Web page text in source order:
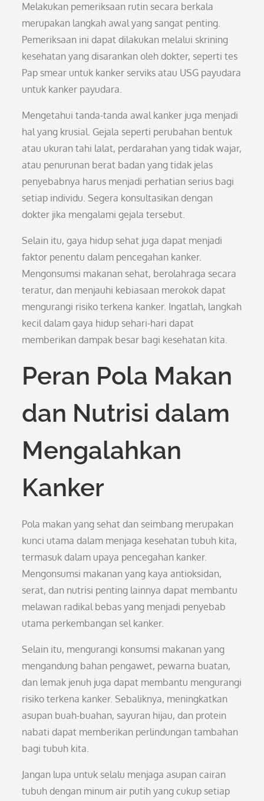
Melakukan pemeriksaan rutin secara berkala
merupakan langkah awal yang sangat penting.
Pemeriksaan ini dapat dilakukan melalui skrining
kesehatan yang disarankan oleh dokter, seperti tes
Pap smear untuk kanker serviks atau USG payudara
untuk kanker payudara.
Mengetahui tanda-tanda awal kanker juga menjadi
hal yang krusial. Gejala seperti perubahan bentuk
atau ukuran tahi lalat, perdarahan yang tidak wajar,
atau penurunan berat badan yang tidak jelas
penyebabnya harus menjadi perhatian serius bagi
setiap individu. Segera konsultasikan dengan
dokter jika mengalami gejala tersebut.
Selain itu, gaya hidup sehat juga dapat menjadi
faktor penentu dalam pencegahan kanker.
Mengonsumsi makanan sehat, berolahraga secara
teratur, dan menjauhi kebiasaan merokok dapat
mengurangi risiko terkena kanker. Ingatlah, langkah
kecil dalam gaya hidup sehari-hari dapat
memberikan dampak besar bagi kesehatan kita.
Peran Pola Makan
dan Nutrisi dalam
Mengalahkan
Kanker
Pola makan yang sehat dan seimbang merupakan
kunci utama dalam menjaga kesehatan tubuh kita,
termasuk dalam upaya pencegahan kanker.
Mengonsumsi makanan yang kaya antioksidan,
serat, dan nutrisi penting lainnya dapat membantu
melawan radikal bebas yang menjadi penyebab
utama perkembangan sel kanker.
Selain itu, mengurangi konsumsi makanan yang
mengandung bahan pengawet, pewarna buatan,
dan lemak jenuh juga dapat membantu mengurangi
risiko terkena kanker. Sebaliknya, meningkatkan
asupan buah-buahan, sayuran hijau, dan protein
nabati dapat memberikan perlindungan tambahan
bagi tubuh kita.
Jangan lupa untuk selalu menjaga asupan cairan
tubuh dengan minum air putih yang cukup setiap